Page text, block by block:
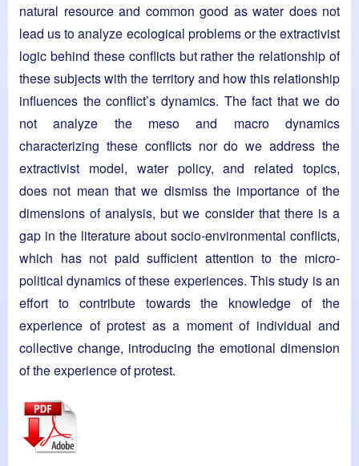
natural resource and common good as water does not
lead us to analyze ecological problems or the extractivist
logic behind these conflicts but rather the relationship of
these subjects with the territory and how this relationship
influences the conflict’s dynamics. The fact that we do
not analyze the meso and macro dynamics
characterizing these conflicts nor do we address the
extractivist model, water policy, and related topics,
does not mean that we dismiss the importance of the
dimensions of analysis, but we consider that there is a
gap in the literature about socio-environmental conflicts,
which has not paid sufficient attention to the micro-
political dynamics of these experiences. This study is an
effort to contribute towards the knowledge of the
experience of protest as a moment of individual and
collective change, introducing the emotional dimension
of the experience of protest.